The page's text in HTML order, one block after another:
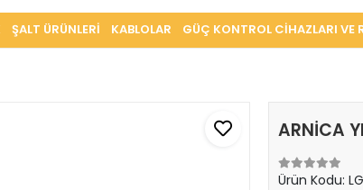
ŞALT ÜRÜNLERİ KABLOLAR GÜÇ KONTROL CİHAZLARI VE
ARNİCA
Ürün Kodu: